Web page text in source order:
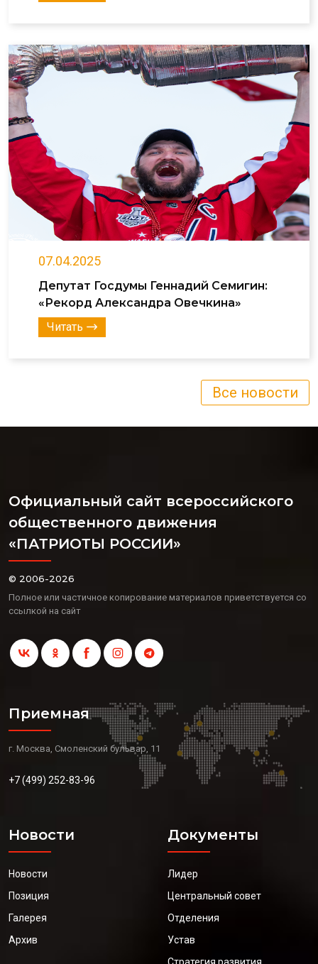
07.04.2025
Депутат Госдумы Геннадий Семигин:
«Рекорд Александра Овечкина»
Читать
Все новости
Официальный сайт всероссийского
общественного движения
«ПАТРИОТЫ РОССИИ»
© 2006-2026
Полное или частичное копирование материалов приветствуется со
ссылкой на сайт
Приемная
г. Москва, Смоленский бульвар, 11
+7 (499) 252-83-96
Новости
Новости
Позиция
Галерея
Архив
Документы
Лидер
Центральный совет
Отделения
Устав
Стратегия развития